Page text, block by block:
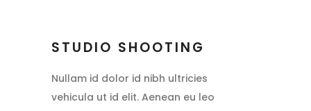
STUDIO SHOOTING
Nullam id dolor id nibh ultricies
vehicula ut id elit. Aenean eu leo